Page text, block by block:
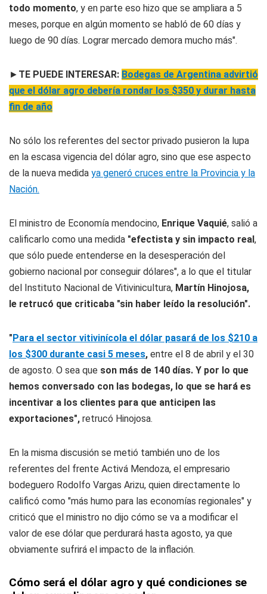
todo momento, y en parte eso hizo que se ampliara a 5
meses, porque en algún momento se habló de 60 días y
luego de 90 días. Lograr mercado demora mucho más".
► TE PUEDE INTERESAR: Bodegas de Argentina advirtió
que el dólar agro debería rondar los $350 y durar hasta
fin de año
No sólo los referentes del sector privado pusieron la lupa
en la escasa vigencia del dólar agro, sino que ese aspecto
de la nueva medida ya generó cruces entre la Provincia y la
Nación.
El ministro de Economía mendocino, Enrique Vaquié, salió a
calificarlo como una medida "efectista y sin impacto real,
que sólo puede entenderse en la desesperación del
gobierno nacional por conseguir dólares", a lo que el titular
del Instituto Nacional de Vitivinicultura, Martín Hinojosa,
le retrucó que criticaba "sin haber leído la resolución".
"Para el sector vitivinícola el dólar pasará de los $210 a
los $300 durante casi 5 meses, entre el 8 de abril y el 30
de agosto. O sea que son más de 140 días. Y por lo que
hemos conversado con las bodegas, lo que se hará es
incentivar a los clientes para que anticipen las
exportaciones", retrucó Hinojosa.
En la misma discusión se metió también uno de los
referentes del frente Activá Mendoza, el empresario
bodeguero Rodolfo Vargas Arizu, quien directamente lo
calificó como "más humo para las economías regionales" y
criticó que el ministro no dijo cómo se va a modificar el
valor de ese dólar que perdurará hasta agosto, ya que
obviamente sufrirá el impacto de la inflación.
Cómo será el dólar agro y qué condiciones se